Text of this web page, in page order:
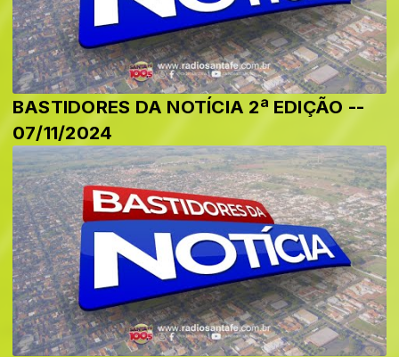
BASTIDORES DA NOTÍCIA 2ª EDIÇÃO --
07/11/2024